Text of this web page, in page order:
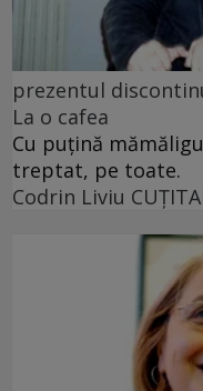
prezentul
La o cafea
Cu puţină
treptat, pe toate.
Codrin Liviu